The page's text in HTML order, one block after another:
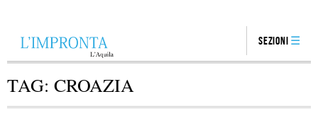
Sezioni
TAG: CROAZIA